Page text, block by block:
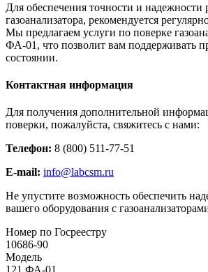
Для обеспечения точности и надежности
газоанализатора, рекомендуется
Мы предлагаем услуги по поверке
ФА-01, что позволит вам поддерживать
состоянии.
Контактная информация
Для получения дополнительной
поверки, пожалуйста, свяжитесь с нами:
Телефон: 8 (800) 511-77-51
E-mail: info@labcsm.ru
Не упустите возможность обеспечить
вашего оборудования с
Номер по Госреестру
10686-90
Модель